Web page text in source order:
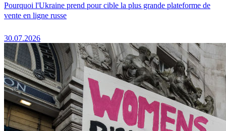
Pourquoi l'Ukraine prend pour cible la plus grande plateforme de
vente en ligne russe
30.07.2026